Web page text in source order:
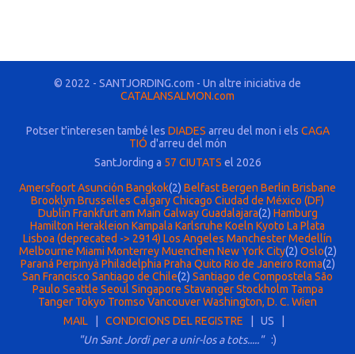
© 2022 - SANTJORDING.com - Un altre iniciativa de
CATALANSALMON.com
Potser t'interesen també les DIADES arreu del mon i els CAGA
TIÓ d'arreu del món
SantJording a 57 CIUTATS el 2026
AmersfoortAsunción Bangkok(2) BelfastBergen Berlin Brisbane
Brooklyn Brusselles CalgaryChicago Ciudad de México (DF)
Dublin Frankfurt am Main Galway Guadalajara(2) Hamburg
Hamilton Herakleion Kampala Karlsruhe Koeln Kyoto La Plata
Lisboa (deprecated -> 2914) Los Angeles ManchesterMedellín
Melbourne Miami Monterrey Muenchen New York City(2) Oslo(2)
Paraná Perpinyà Philadelphia Praha Quito Rio de Janeiro Roma(2)
San Francisco Santiago de Chile(2) Santiago de Compostela São
Paulo Seattle Seoul Singapore Stavanger Stockholm Tampa
Tanger Tokyo Tromso VancouverWashington, D. C. Wien
MAIL
CONDICIONS DEL REGISTRE | US |
"Un Sant Jordi per a unir-los a tots.....":)